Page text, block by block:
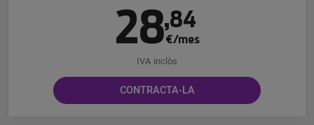
28,84
€/mes
IVA inclòs
CONTRACTA-LA